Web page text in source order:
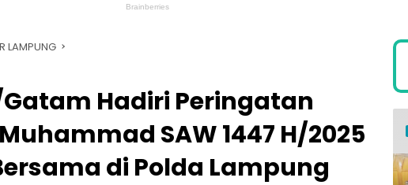
LAMPUNG
Hadiri Peringatan
SAW 1447 H/2025
di Polda Lampung